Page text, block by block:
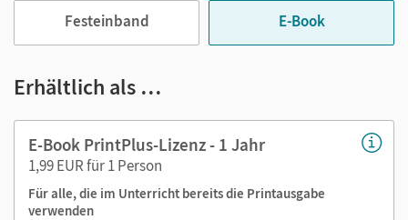
Viele digitale Funktionen unterstützen das Lehren und
Lernen:
Notizen erstellen
Lesezeichen hinzufügen
Zoomen
Festeinband E-Book
Erhältlich als …
E-Book PrintPlus-Lizenz - 1 Jahr
1,99 EUR für 1 Person
Für alle, die im Unterricht bereits die Printausgabe
verwenden